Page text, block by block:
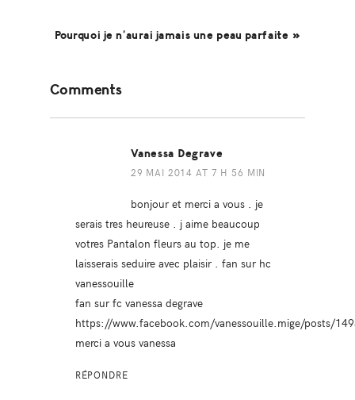
Pourquoi je n’aurai jamais une peau parfaite »
Interactions
Comments
Vanessa Degrave
29 MAI 2014 AT 7 H 56 MIN
bonjour et merci a vous . je
serais tres heureuse . j aime beaucoup
votres Pantalon fleurs au top. je me
laisserais seduire avec plaisir . fan sur hc
vanessouille
fan sur fc vanessa degrave
https://www.facebook.com/vanessouille.mige/posts/
merci a vous vanessa
RÉPONDRE